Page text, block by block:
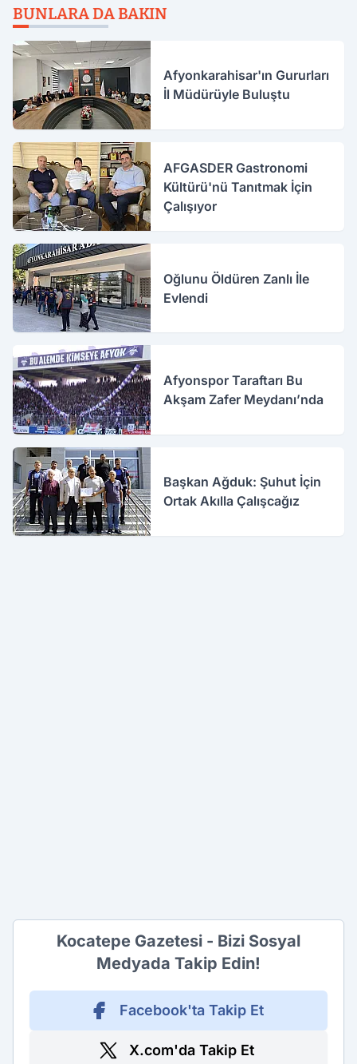
BUNLARA DA BAKIN
Afyonkarahisar'ın Gururları
İl Müdürüyle Buluştu
AFGASDER Gastronomi
Kültürü'nü Tanıtmak İçin
Çalışıyor
Oğlunu Öldüren Zanlı İle
Evlendi
Afyonspor Taraftarı Bu
Akşam Zafer Meydanı’nda
Başkan Ağduk: Şuhut İçin
Ortak Akılla Çalışcağız
Kocatepe Gazetesi - Bizi Sosyal
Medyada Takip Edin!
Facebook'ta Takip Et
X.com'da Takip Et